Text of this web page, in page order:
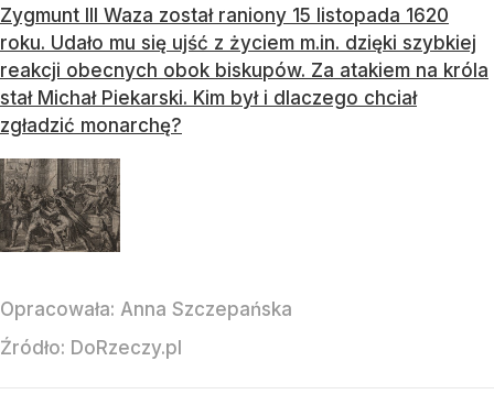
Zygmunt III Waza został raniony 15 listopada 1620
roku. Udało mu się ujść z życiem m.in. dzięki szybkiej
reakcji obecnych obok biskupów. Za atakiem na króla
stał Michał Piekarski. Kim był i dlaczego chciał
zgładzić monarchę?
Opracowała: Anna Szczepańska
Źródło: DoRzeczy.pl